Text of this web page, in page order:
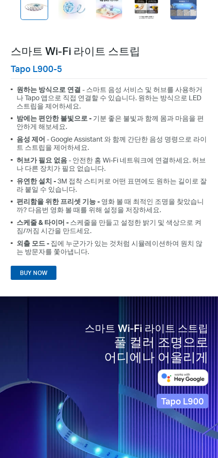
스마트 Wi-Fi 라이트 스트립
Tapo L900-5
원하는 방식으로 연결- 스마트 음성 서비스 및 허브를 사용하거
나 Tapo 앱으로 직접 연결할 수 있습니다. 원하는 방식으로 LED
스트립을 제어하세요.
밤에는 편안한 불빛으로 - 기분 좋은 불빛과 함께 몸과 마음을 편
안하게 해보세요.
음성 제어- Google Assistant 와 함께 간단한 음성 명령으로 라이
트 스트립을 제어하세요.
허브가 필요 없음- 안전한 홈 Wi-Fi 네트워크에 연결하세요. 허브
나 다른 장치가 필요 없습니다.
유연한 설치 -3M 접착 스티커로 어떤 표면에도 원하는 길이로 잘
라 붙일 수 있습니다.
편리함을 위한 프리셋 기능 - 영화 볼 때 최적인 조명을 찾았습니
까? 다음번 영화 볼 때를 위해 설정을 저장하세요.
스케줄 & 타이머 - 스케줄을 만들고 설정한 밝기 및 색상으로 켜
짐/꺼짐 시간을 만드세요.
외출 모드 - 집에 누군가가 있는 것처럼 시뮬레이션하여 원치 않
는 방문자를 쫓아냅니다.
BUY NOW
스마트 Wi-Fi 라이트 스트립
풀 컬러 조명으로
어디에나 어울리게
Tapo L900